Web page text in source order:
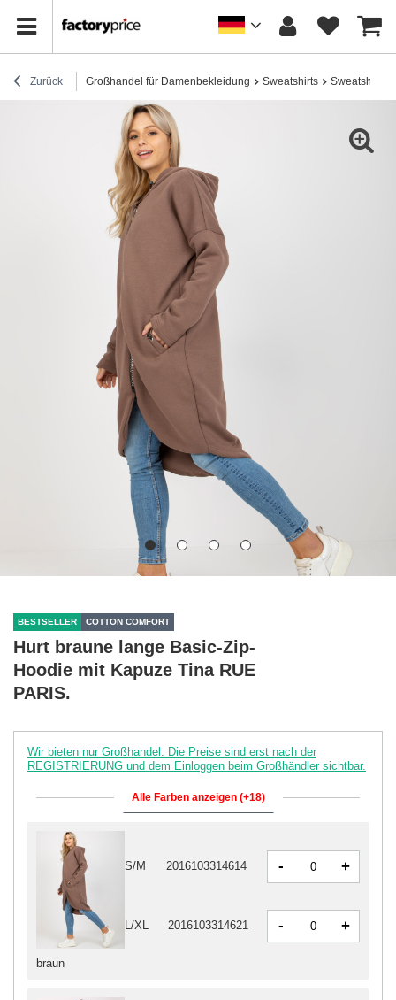
Zurück Großhandel für Damenbekleidung Sweatshirts Sweatshirts
BESTSELLER COTTON COMFORT
Hurt braune lange Basic-Zip-
Hoodie mit Kapuze Tina RUE
PARIS.
Wir bieten nur Großhandel. Die Preise sind erst nach der
REGISTRIERUNG und dem Einloggen beim Großhändler sichtbar.
Alle Farben anzeigen (+18)
braun
S/M 2016103314614 - +
L/XL 2016103314621 - +